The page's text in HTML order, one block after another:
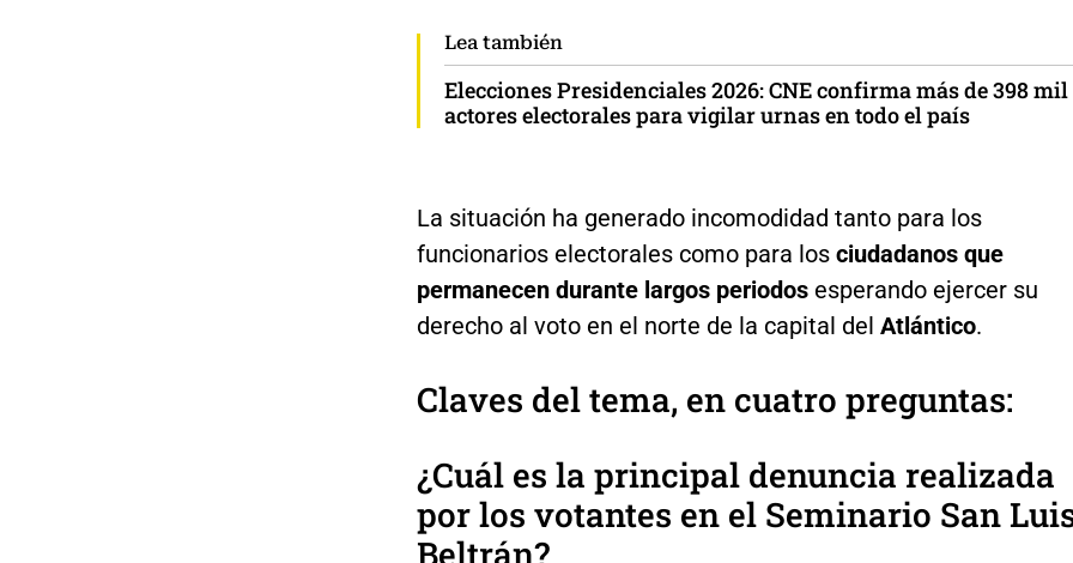
Lea también
Elecciones Presidenciales 2026: CNE confirma más de 398 mil
actores electorales para vigilar urnas en todo el país
La situación ha generado incomodidad tanto para los
funcionarios electorales como para los ciudadanos que
permanecen durante largos periodos esperando ejercer su
derecho al voto en el norte de la capital del Atlántico.
Claves del tema, en cuatro preguntas:
¿Cuál es la principal denuncia realizada
por los votantes en el Seminario San
Beltrán?